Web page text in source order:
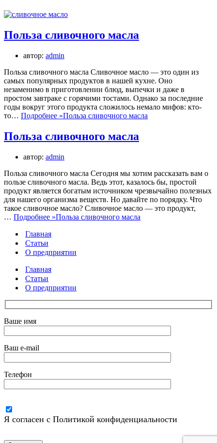
Польза сливочного масла
автор: admin
Польза сливочного масла Сливочное масло — это один из
самых популярных продуктов в нашей кухне. Оно
незаменимо в приготовлении блюд, выпечки и даже в
простом завтраке с горячими тостами. Однако за последние
годы вокруг этого продукта сложилось немало мифов: кто-
то… Подробнее »Польза сливочного масла
Польза сливочного масла
автор: admin
Польза сливочного масла Сегодня мы хотим рассказать вам о
пользе сливочного масла. Ведь этот, казалось бы, простой
продукт является богатым источником чрезвычайно полезных
для нашего организма веществ. Но давайте по порядку. Что
такое сливочное масло? Сливочное масло — это продукт,
… Подробнее »Польза сливочного масла
Главная
Статьи
О предприятии
Главная
Статьи
О предприятии
Ваше имя
Ваш e-mail
Телефон
Я согласен с Политикой конфиденциальности